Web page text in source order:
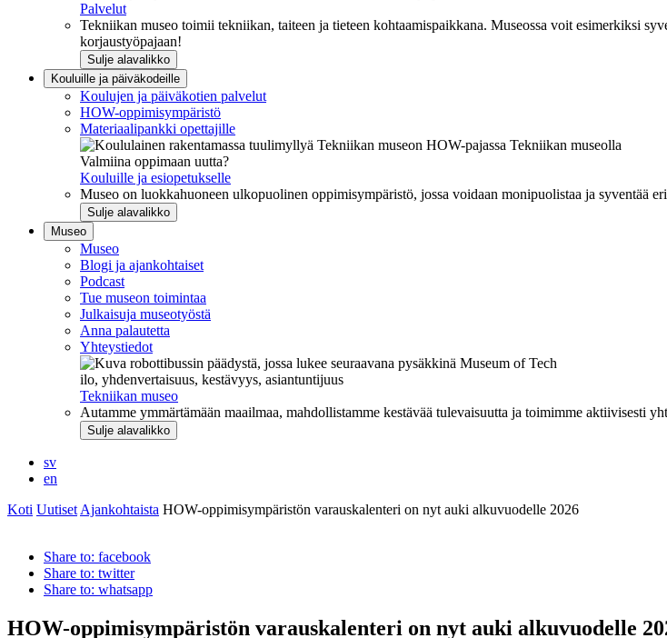
Palvelut
Tekniikan museo toimii tekniikan, taiteen ja tieteen kohtaamispaikkana. Museossa voit esimerkiksi
korjaustyöpajaan!
Sulje alavalikko
Kouluille ja päiväkodeille
Koulujen ja päiväkotien palvelut
HOW-oppimisympäristö
Materiaalipankki opettajille
Valmiina oppimaan uutta?
Kouluille ja esiopetukselle
Museo on luokkahuoneen ulkopuolinen oppimisympäristö, jossa voidaan monipuolistaa ja syventää
Sulje alavalikko
Museo
Museo
Blogi ja ajankohtaiset
Podcast
Tue museon toimintaa
Julkaisuja museotyöstä
Anna palautetta
Yhteystiedot
ilo, yhdenvertaisuus, kestävyys, asiantuntijuus
Tekniikan museo
Autamme ymmärtämään maailmaa, mahdollistamme kestävää tulevaisuutta ja toimimme aktiivisesti
Sulje alavalikko
sv
en
Koti Uutiset Ajankohtaista HOW-oppimisympäristön varauskalenteri on nyt auki alkuvuodelle 2026
Share to: facebook
Share to: twitter
Share to: whatsapp
HOW-oppimisympäristön varauskalenteri on nyt auki alkuvuodelle